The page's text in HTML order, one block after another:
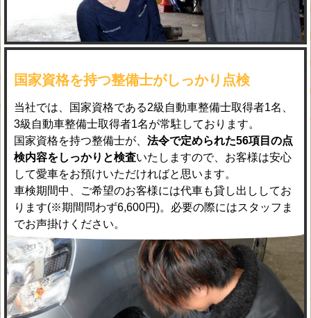
国家資格を持つ整備士がしっかり点検
当社では、国家資格である2級自動車整備士取得者1名、
3級自動車整備士取得者1名が常駐しております。
国家資格を持つ整備士が、 法令で定められた56項目の点
検内容をしっかりと検査いたしますので、お客様は安心
して愛車をお預けいただければと思います。
車検期間中、ご希望のお客様には代車も貸し出ししてお
ります(※期間問わず6,600円)。必要の際にはスタッフま
でお声掛けください。